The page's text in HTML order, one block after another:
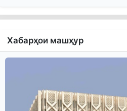
Хабарҳои машҳур